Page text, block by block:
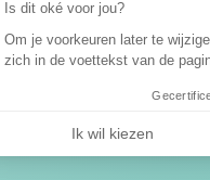
Is dit oké voor jou?
Om je voorkeuren later te
zich in de voettekst van de
Ik wil kiezen